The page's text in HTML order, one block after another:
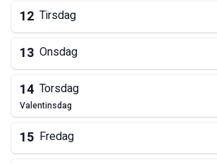
12 Tirsdag
13 Onsdag
14 Torsdag
valentinsdag
15 Fredag